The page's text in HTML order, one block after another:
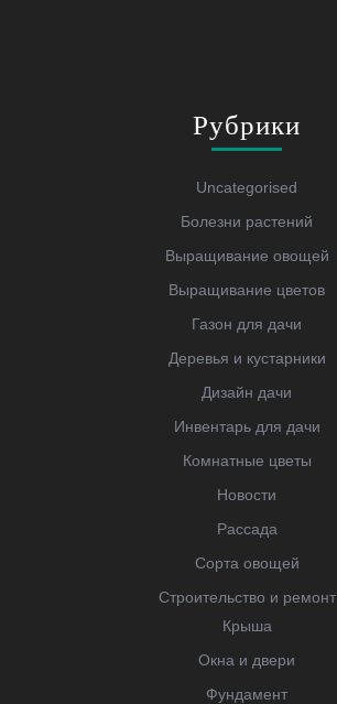
Рубрики
Uncategorised
Болезни растений
Выращивание овощей
Выращивание цветов
Газон для дачи
Деревья и кустарники
Дизайн дачи
Инвентарь для дачи
Комнатные цветы
Новости
Рассада
Сорта овощей
Строительство и ремонт
Крыша
Окна и двери
Фундамент